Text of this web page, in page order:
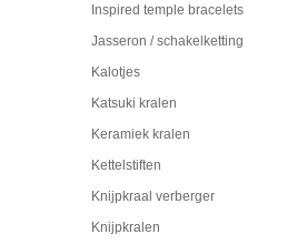
Inspired temple bracelets
Jasseron / schakelketting
Kalotjes
Katsuki kralen
Keramiek kralen
Kettelstiften
Knijpkraal verberger
Knijpkralen